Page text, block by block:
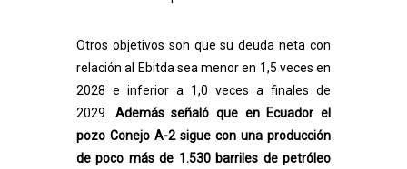
Otros objetivos son que su deuda neta con
relación al Ebitda sea menor en 1,5 veces en
2028 e inferior a 1,0 veces a finales de
2029. Además señaló que en Ecuador el
pozo Conejo A-2 sigue con una producción
de poco más de 1.530 barriles de petróleo